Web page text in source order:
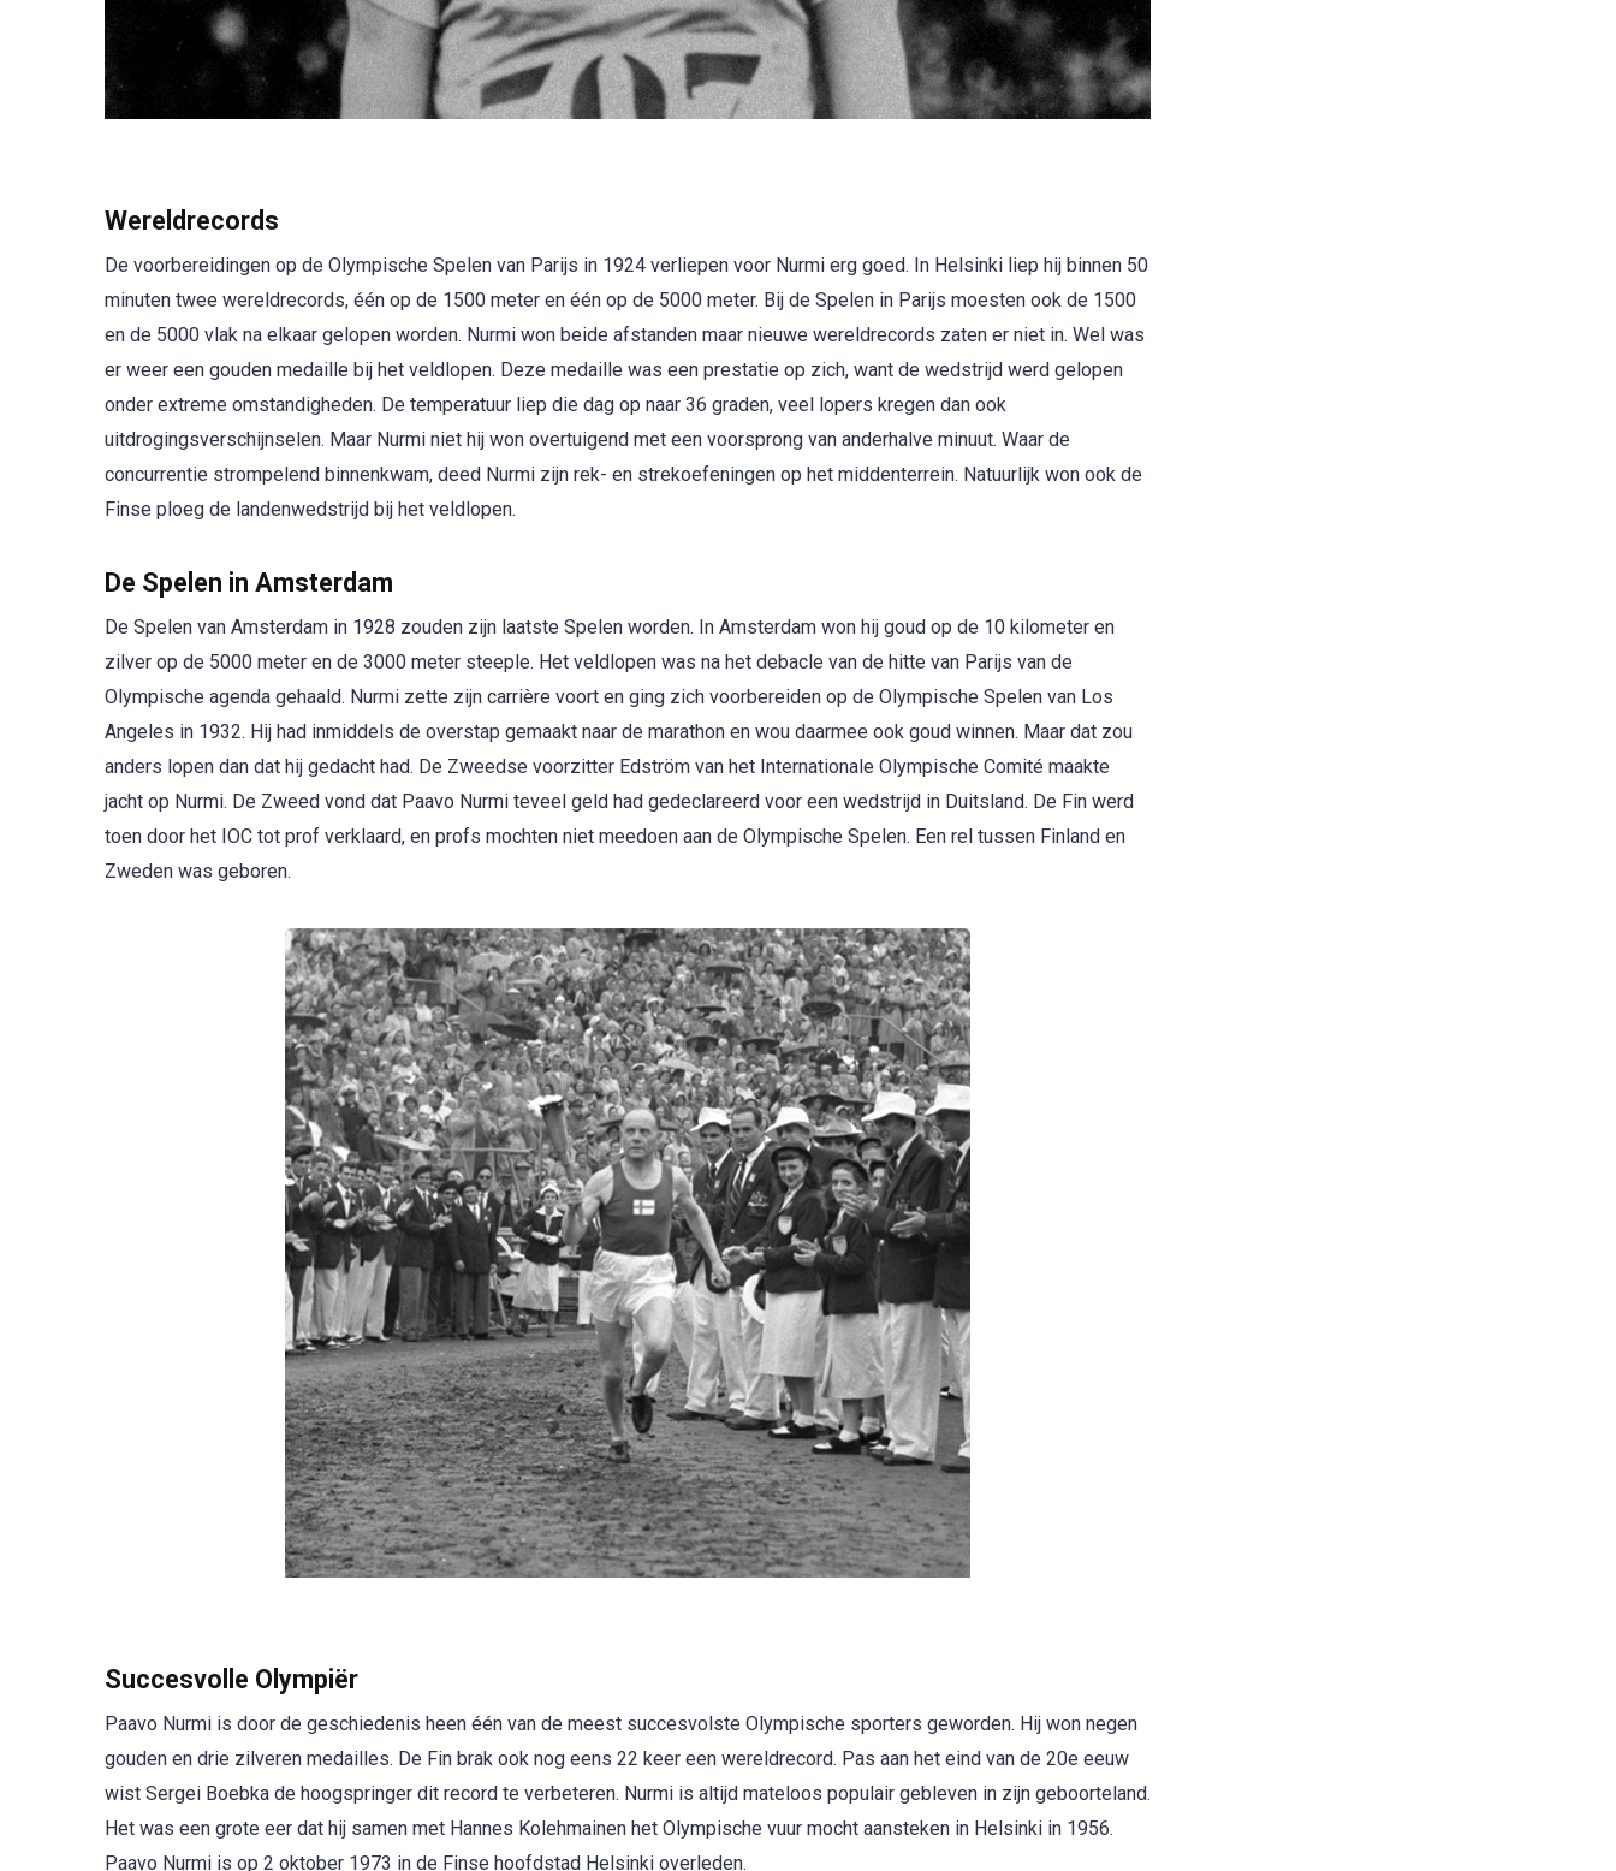
Wereldrecords
De voorbereidingen op de Olympische Spelen van Parijs in 1924 verliepen voor Nurmi erg goed. In Helsinki liep hij binnen 50
minuten twee wereldrecords, één op de 1500 meter en één op de 5000 meter. Bij de Spelen in Parijs moesten ook de 1500
en de 5000 vlak na elkaar gelopen worden. Nurmi won beide afstanden maar nieuwe wereldrecords zaten er niet in. Wel was
er weer een gouden medaille bij het veldlopen. Deze medaille was een prestatie op zich, want de wedstrijd werd gelopen
onder extreme omstandigheden. De temperatuur liep die dag op naar 36 graden, veel lopers kregen dan ook
uitdrogingsverschijnselen. Maar Nurmi niet hij won overtuigend met een voorsprong van anderhalve minuut. Waar de
concurrentie strompelend binnenkwam, deed Nurmi zijn rek- en strekoefeningen op het middenterrein. Natuurlijk won ook de
Finse ploeg de landenwedstrijd bij het veldlopen.
De Spelen in Amsterdam
De Spelen van Amsterdam in 1928 zouden zijn laatste Spelen worden. In Amsterdam won hij goud op de 10 kilometer en
zilver op de 5000 meter en de 3000 meter steeple. Het veldlopen was na het debacle van de hitte van Parijs van de
Olympische agenda gehaald. Nurmi zette zijn carrière voort en ging zich voorbereiden op de Olympische Spelen van Los
Angeles in 1932. Hij had inmiddels de overstap gemaakt naar de marathon en wou daarmee ook goud winnen. Maar dat zou
anders lopen dan dat hij gedacht had. De Zweedse voorzitter Edström van het Internationale Olympische Comité maakte
jacht op Nurmi. De Zweed vond dat Paavo Nurmi teveel geld had gedeclareerd voor een wedstrijd in Duitsland. De Fin werd
toen door het IOC tot prof verklaard, en profs mochten niet meedoen aan de Olympische Spelen. Een rel tussen Finland en
Zweden was geboren.
Succesvolle Olympiër
Paavo Nurmi is door de geschiedenis heen één van de meest succesvolste Olympische sporters geworden. Hij won negen
gouden en drie zilveren medailles. De Fin brak ook nog eens 22 keer een wereldrecord. Pas aan het eind van de 20e eeuw
wist Sergei Boebka de hoogspringer dit record te verbeteren. Nurmi is altijd mateloos populair gebleven in zijn geboorteland.
Het was een grote eer dat hij samen met Hannes Kolehmainen het Olympische vuur mocht aansteken in Helsinki in 1956.
Paavo Nurmi is op 2 oktober 1973 in de Finse hoofdstad Helsinki overleden.